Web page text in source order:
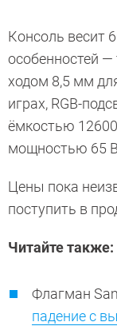
Консоль весит
особенностей
ходом 8,5 мм
играх, RGB-
ёмкостью
мощностью 65
Цены пока
поступить в
Читайте также:
Флагман
падение с